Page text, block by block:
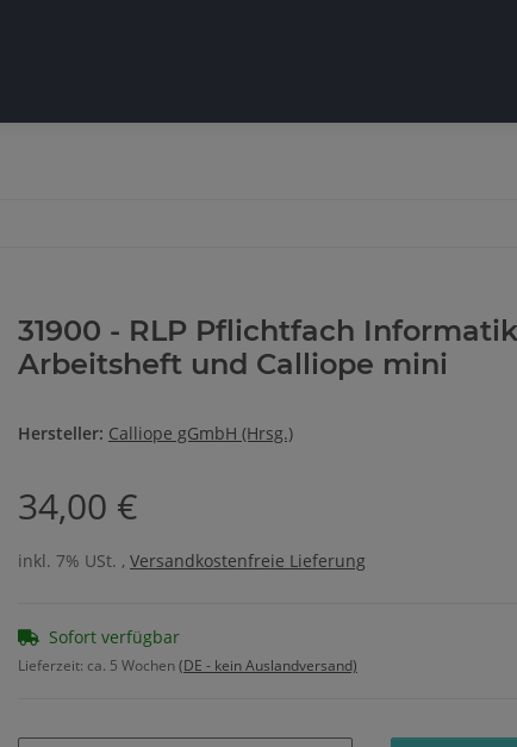
31900 - RLP Pflichtfach
Arbeitsheft und Calliope mini
Hersteller: Calliope gGmbH (Hrsg.)
34,00 €
inkl. 7% USt. , Versandkostenfreie Lieferung
Sofort verfügbar
Lieferzeit: ca. 5 Wochen(DE - kein Auslandversand)